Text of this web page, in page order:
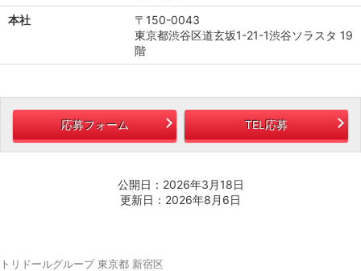
本社
〒150-0043
東京都渋谷区道玄坂1-21-1渋谷ソラスタ 19
階
応募フォーム TEL応募
公開日：2026年3月18日
更新日：2026年8月6日
トリドールグループ 東京都 新宿区